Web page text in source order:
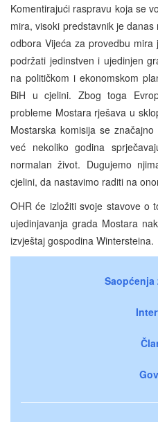
Komentirajući raspravu koja se
mira, visoki predstavnik je
odbora Vijeća za provedbu
podržati jedinstven i ujedinjen
na političkom i ekonomskom
BiH u cjelini. Zbog toga
probleme Mostara rješava u
Mostarska komisija se
već nekoliko godina
normalan život. Dugujemo
cjelini, da nastavimo raditi na
OHR će izložiti svoje stavove o
ujedinjavanja grada Mostara
izvještaj gospodina Wintersteina.